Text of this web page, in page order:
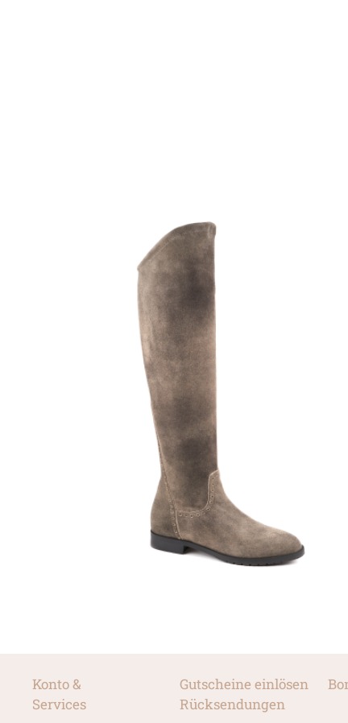
Konto &
Services
Gutscheine einlösen
Rücksendungen